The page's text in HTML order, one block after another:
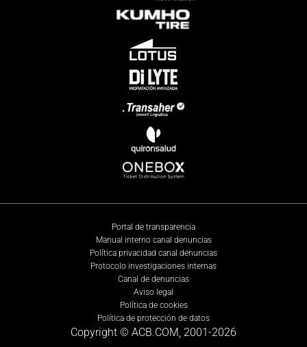
Portal de transparencia
Manual interno canal denuncias
Política privacidad canal denuncias
Protocolo investigaciones internas
Canal de denuncias
Aviso legal
Política de cookies
Política de protección de datos
Copyright © ACB.COM, 2001-2026